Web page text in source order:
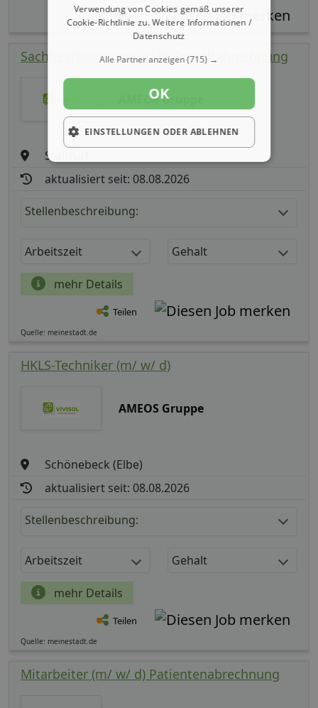
Teilen
Sachbearbeiter (m/ w/ d) Entgeltabrechnung
AMEOS Gruppe
Staßfurt
aktualisiert seit: 08.08.2026
Stellenbeschreibung:
Arbeitszeit Gehalt
mehr Details
Teilen
Quelle: meinestadt.de
HKLS-Techniker (m/ w/ d)
AMEOS Gruppe
Schönebeck (Elbe)
aktualisiert seit: 08.08.2026
Stellenbeschreibung:
Arbeitszeit Gehalt
mehr Details
Teilen
Quelle: meinestadt.de
Mitarbeiter (m/ w/ d) Patientenabrechnung
Verwendung von Cookies gemäß unserer
Cookie-Richtlinie zu.Weitere Informationen /
Datenschutz
Alle Partner anzeigen(715) →
OK
EINSTELLUNGEN ODER ABLEHNEN